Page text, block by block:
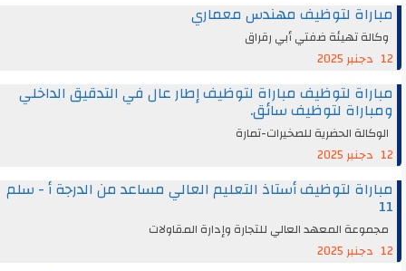
مباراة لتوظيف مهندس معماري
وكالة تهيئة ضفتي أبي رقراق
12 دجنبر 2025
مباراة لتوظيف مباراة لتوظيف إطار عال في التدقيق الداخلي
ومباراة لتوظيف سائق.
الوكالة الحضرية للصخيرات-تمارة
12 دجنبر 2025
مباراة لتوظيف أستاذ التعليم العالي مساعد من الدرجة أ - سلم
11
مجموعة المعهد العالي للتجارة وإدارة المقاولات
12 دجنبر 2025